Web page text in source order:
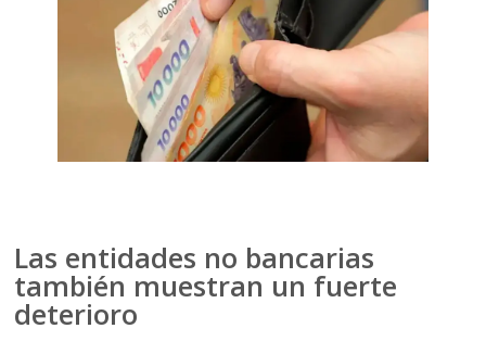
Las entidades no bancarias
también muestran un fuerte
deterioro